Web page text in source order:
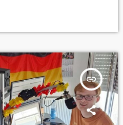
insert_link